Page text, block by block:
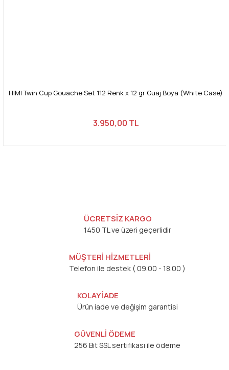
HIMI Twin Cup Gouache Set 112 Renk x 12 gr Guaj Boya (White Case)
3.950,00 TL
ÜCRETSİZ KARGO
1450 TL ve üzeri geçerlidir
MÜŞTERİ HİZMETLERİ
Telefon ile destek ( 09.00 - 18.00 )
KOLAY İADE
Ürün iade ve değişim garantisi
GÜVENLİ ÖDEME
256 Bit SSL sertifikası ile ödeme